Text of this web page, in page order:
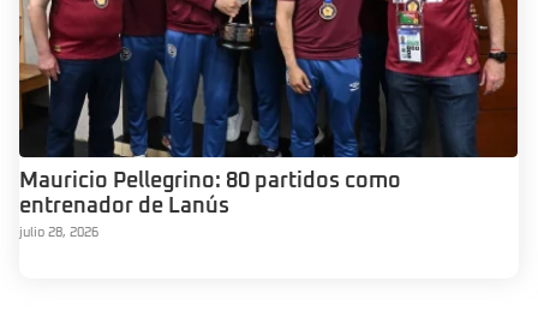
Mauricio Pellegrino: 80 partidos como
entrenador de Lanús
julio 28, 2026